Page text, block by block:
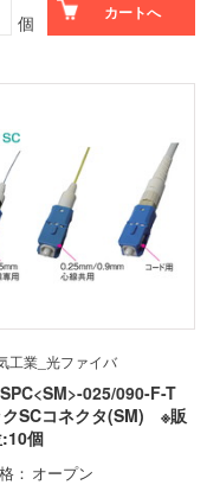
個 カートへ
工業_光ファイバ
025/090-F-T
クSCコネクタ(SM) ※販
個
オープン